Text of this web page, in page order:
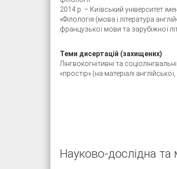
2014 р. – Київський університет
«Філологія (мова і література
французької мови та зарубіжної
Теми дисертацій (захищених)
Лінгвокогнітивні та
«простір» (на матеріалі
Науково-дослідна та